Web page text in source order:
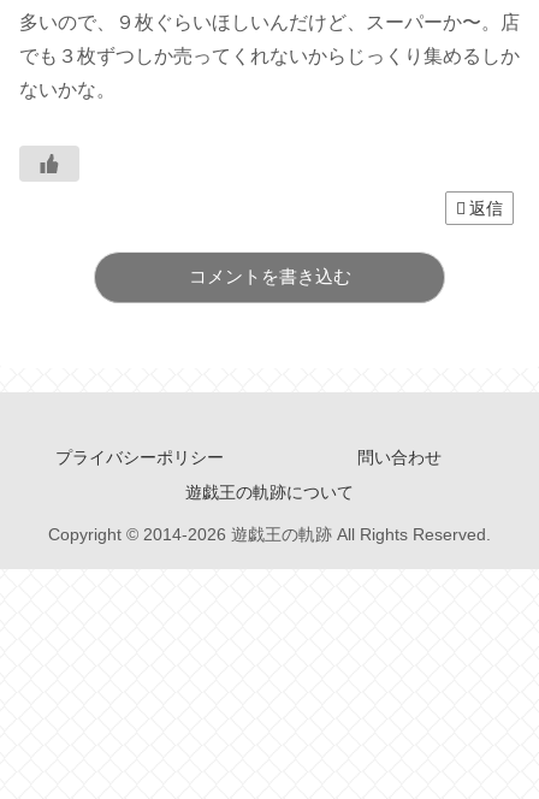
多いので、９枚ぐらいほしいんだけど、スーパーか〜。店
でも３枚ずつしか売ってくれないからじっくり集めるしか
ないかな。
返信
コメントを書き込む
プライバシーポリシー
問い合わせ
遊戯王の軌跡について
Copyright © 2014-2026 遊戯王の軌跡 All Rights Reserved.